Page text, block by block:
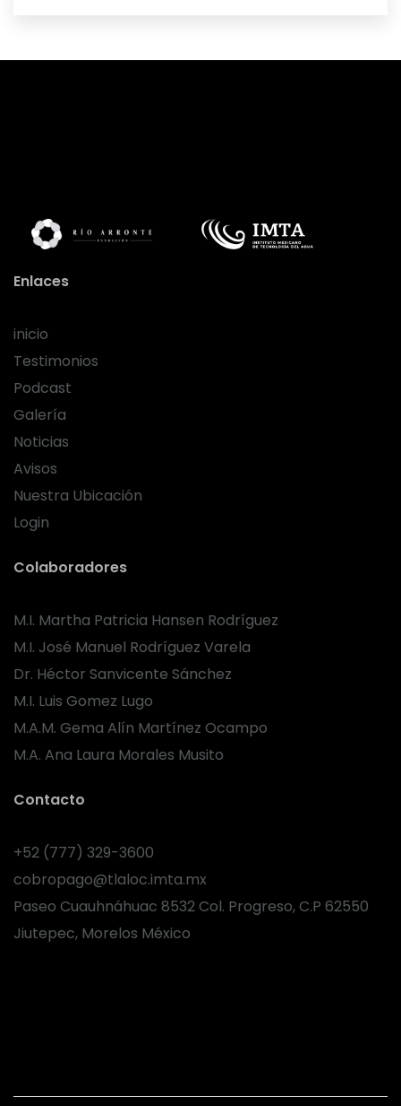
Enlaces
inicio
Testimonios
Podcast
Galería
Noticias
Avisos
Nuestra Ubicación
Login
Colaboradores
M.I. Martha Patricia Hansen Rodríguez
M.I. José Manuel Rodríguez Varela
Dr. Héctor Sanvicente Sánchez
M.I. Luis Gomez Lugo
M.A.M. Gema Alín Martínez Ocampo
M.A. Ana Laura Morales Musito
Contacto
+52 (777) 329-3600
cobropago@tlaloc.imta.mx
Paseo Cuauhnáhuac 8532 Col. Progreso, C.P 62550
Jiutepec, Morelos México